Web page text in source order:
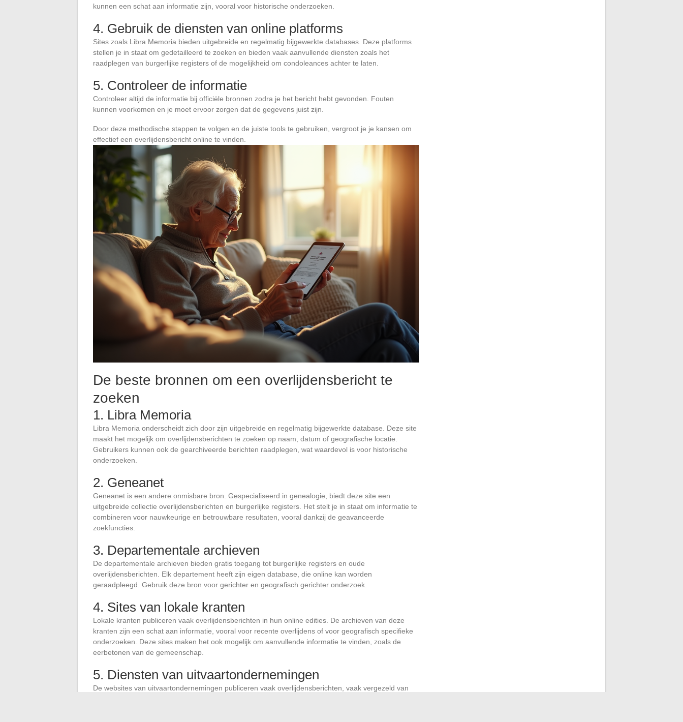
kunnen een schat aan informatie zijn, vooral voor historische onderzoeken.
4. Gebruik de diensten van online platforms
Sites zoals Libra Memoria bieden uitgebreide en regelmatig bijgewerkte databases. Deze platforms
stellen je in staat om gedetailleerd te zoeken en bieden vaak aanvullende diensten zoals het
raadplegen van burgerlijke registers of de mogelijkheid om condoleances achter te laten.
5. Controleer de informatie
Controleer altijd de informatie bij officiële bronnen zodra je het bericht hebt gevonden. Fouten
kunnen voorkomen en je moet ervoor zorgen dat de gegevens juist zijn.
Door deze methodische stappen te volgen en de juiste tools te gebruiken, vergroot je je kansen om
effectief een overlijdensbericht online te vinden.
De beste bronnen om een overlijdensbericht te
zoeken
1. Libra Memoria
Libra Memoria onderscheidt zich door zijn uitgebreide en regelmatig bijgewerkte database. Deze site
maakt het mogelijk om overlijdensberichten te zoeken op naam, datum of geografische locatie.
Gebruikers kunnen ook de gearchiveerde berichten raadplegen, wat waardevol is voor historische
onderzoeken.
2. Geneanet
Geneanet is een andere onmisbare bron. Gespecialiseerd in genealogie, biedt deze site een
uitgebreide collectie overlijdensberichten en burgerlijke registers. Het stelt je in staat om informatie te
combineren voor nauwkeurige en betrouwbare resultaten, vooral dankzij de geavanceerde
zoekfuncties.
3. Departementale archieven
De departementale archieven bieden gratis toegang tot burgerlijke registers en oude
overlijdensberichten. Elk departement heeft zijn eigen database, die online kan worden
geraadpleegd. Gebruik deze bron voor gerichter en geografisch gerichter onderzoek.
4. Sites van lokale kranten
Lokale kranten publiceren vaak overlijdensberichten in hun online edities. De archieven van deze
kranten zijn een schat aan informatie, vooral voor recente overlijdens of voor geografisch specifieke
onderzoeken. Deze sites maken het ook mogelijk om aanvullende informatie te vinden, zoals de
eerbetonen van de gemeenschap.
5. Diensten van uitvaartondernemingen
De websites van uitvaartondernemingen publiceren vaak overlijdensberichten, vaak vergezeld van